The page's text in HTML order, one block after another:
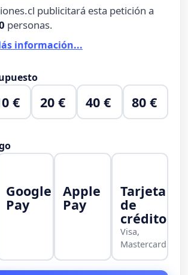
publicitará esta petición a
personas.
información...
€ 20 € 40 € 80 €
Google
Pay
Apple
Pay
Tarjeta
de
crédito
Visa,
Mastercard